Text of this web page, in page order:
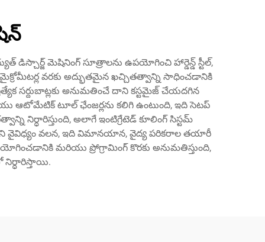
డిస్చార్జ్ మెషినింగ్ సూత్రాలను ఉపయోగించి హార్డెన్డ్ స్టీల్,
వరకు అద్భుతమైన ఖచ్చితత్వాన్ని సాధించడానికి
సర్దుబాట్లకు అనుమతించే దాని కస్టమైజ్ చేయదగిన
ఆటోమేటిక్ టూల్ ఛేంజర్లను కలిగి ఉంటుంది, ఇది సెటప్
నిర్ధారిస్తుంది, అలాగే ఇంటిగ్రేటెడ్ కూలింగ్ సిస్టమ్
దాని వైవిధ్యం వలన, ఇది విమానయాన, వైద్య పరికరాల తయారీ
మరియు ప్రోగ్రామింగ్ కొరకు అనుమతిస్తుంది,
నిర్ధారిస్తాయి.